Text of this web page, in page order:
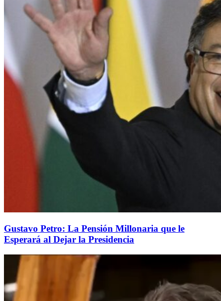
Gustavo Petro: La Pensión Millonaria que le
Esperará al Dejar la Presidencia